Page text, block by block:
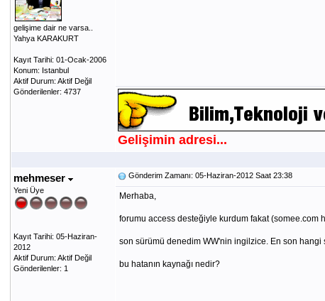
gelişime dair ne varsa..
Yahya KARAKURT
Kayıt Tarihi: 01-Ocak-2006
Konum: Istanbul
Aktif Durum: Aktif Değil
Gönderilenler: 4737
Gelişimin adresi...
mehmeser
Yeni Üye
Kayıt Tarihi: 05-Haziran-
2012
Aktif Durum: Aktif Değil
Gönderilenler: 1
Gönderim Zamanı: 05-Haziran-2012 Saat 23:38
Merhaba,
forumu access desteğiyle kurdum fakat (somee.com
son sürümü denedim WW'nin ingilzice. En son hangi
bu hatanın kaynağı nedir?